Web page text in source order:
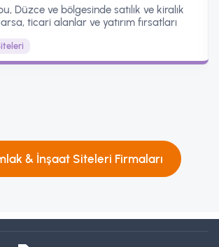
Düzce ve bölgesinde satılık ve kiralık
ticari alanlar ve yatırım fırsatları
& İnşaat Siteleri Firmaları